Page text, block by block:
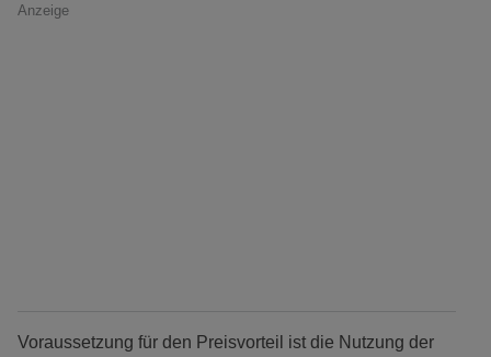
Anzeige
Voraussetzung für den Preisvorteil ist die Nutzung der